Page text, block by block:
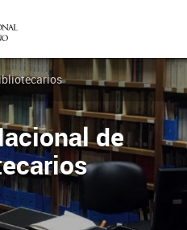
de